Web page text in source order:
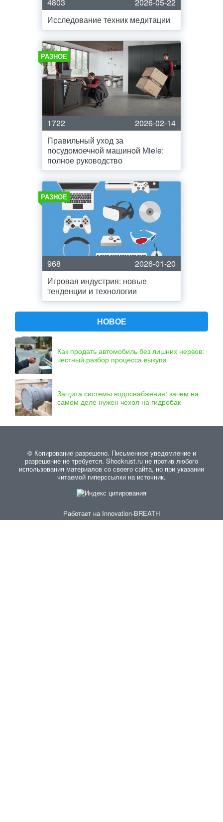
Исследование техник медитации
РАЗНОЕ
1722
2026-02-14
Правильный уход за
посудомоечной машиной Miele:
полное руководство
РАЗНОЕ
968
2026-01-20
Игровая индустрия: новые
тенденции и технологии
НОВОЕ
Как продать автомобиль без лишних нервов:
честный разбор процесса выкупа
Защита системы водоснабжения: зачем на
самом деле нужен чехол на гидробак
© Копирование разрешено. Письменное уведомление и
разрешение не требуется. Shockrust.ru не против любого
использования материалов со своего сайта, но при указании
читаемой гиперссылки на источник.
Работает на Innovation-BREATH